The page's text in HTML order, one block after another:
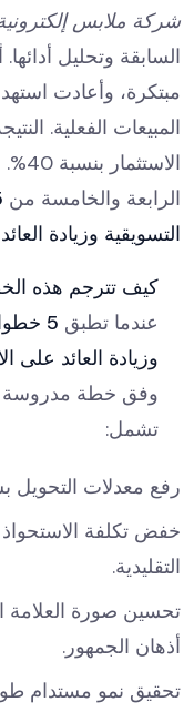
شركة ملابس
السابقة وتحليل
مبتكرة، وأعادت
المبيعات الفعلية.
الرابعة والخامسة من
التسويقية وزيادة
كيف تترجم هذه
عندما تطبق
5
وزيادة العائد على
وفق خطة مدروسة
تشمل:
رفع معدلات
خفض تكلفة
التقليدية.
تحسين صورة العلامة
أذهان الجمهور.
تحقيق نمو مستدام